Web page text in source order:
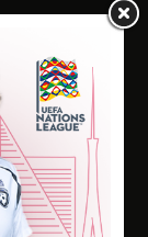
1
- -